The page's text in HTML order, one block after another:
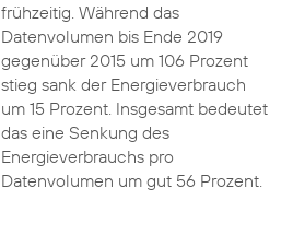
frühzeitig. Während das
Datenvolumen bis Ende 2019
gegenüber 2015 um 106 Prozent
stieg sank der Energieverbrauch
um 15 Prozent. Insgesamt bedeutet
das eine Senkung des
Energieverbrauchs pro
Datenvolumen um gut 56 Prozent.